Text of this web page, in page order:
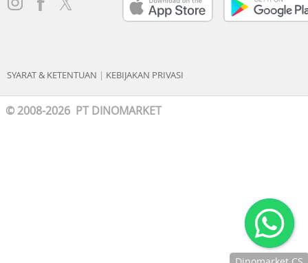
SYARAT & KETENTUAN | KEBIJAKAN PRIVASI
© 2008-2026 PT DINOMARKET